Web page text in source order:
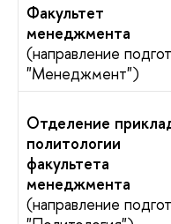
Факультет
менеджмента
(направление
"Менеджмент")
Отделение
политологии
факультета
менеджмента
(направление